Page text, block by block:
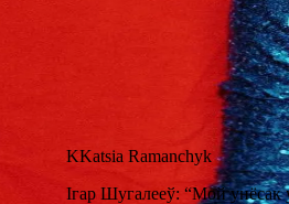
KKatsia Ramanchyk
Ігар Шугалееў: “Мой